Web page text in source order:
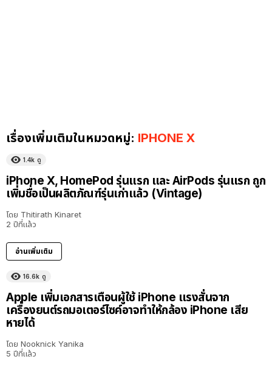
เรื่องเพิ่มเติมในหมวดหมู่: IPHONE X
1.4k ดู
iPhone X, HomePod รุ่นแรก และ AirPods รุ่นแรก ถูก
เพิ่มชื่อเป็นผลิตภัณฑ์รุ่นเก่าแล้ว (Vintage)
โดย Thitirath Kinaret
2 ปีที่แล้ว
อ่านเพิ่มเติม
16.6k ดู
Apple เพิ่มเอกสารเตือนผู้ใช้ iPhone แรงสั่นจาก
เครื่องยนต์รถมอเตอร์ไซค์อาจทำให้กล้อง iPhone เสีย
หายได้
โดย Nooknick Yanika
5 ปีที่แล้ว